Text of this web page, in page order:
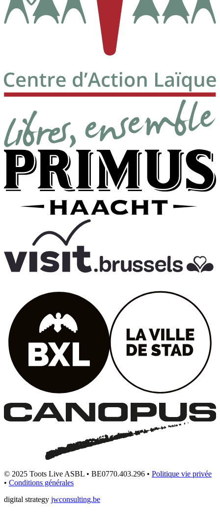
© 2025 Toots Live ASBL • BE0770.403.296 • Politique vie privée
• Conditions générales
digital strategy jwconsulting.be